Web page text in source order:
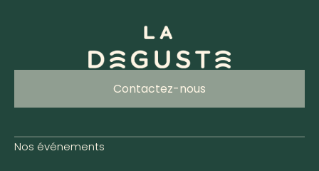
Contactez-nous
Nos événements